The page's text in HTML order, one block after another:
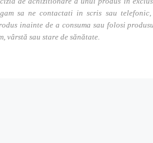
sa ne contactati in scris sau
inainte de a consuma sau folosi
vârstă sau stare de sănătate.